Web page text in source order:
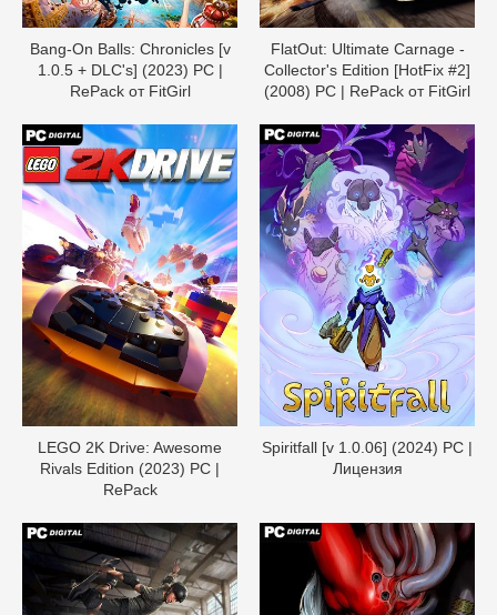
Bang-On Balls: Chronicles [v
1.0.5 + DLC's] (2023) PC |
RePack от FitGirl
FlatOut: Ultimate Carnage -
Collector's Edition [HotFix #2]
(2008) PC | RePack от FitGirl
LEGO 2K Drive: Awesome
Rivals Edition (2023) PC |
RePack
Spiritfall [v 1.0.06] (2024) PC |
Лицензия